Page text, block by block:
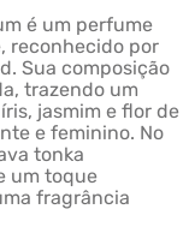
é um perfume
reconhecido por
Sua composição
trazendo um
jasmim e flor de
e feminino. No
tonka
um toque
fragrância